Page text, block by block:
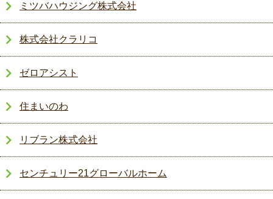
ミツバハウジング株式会社
株式会社クラリコ
ゼロアシスト
住まいのわ
リブラン株式会社
センチュリー21グローバルホーム